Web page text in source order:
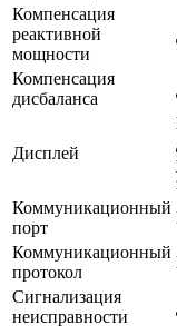
Компенсация
реактивной
мощности
Компенсация
дисбаланса
Дисплей
Коммуникационный
порт
Коммуникационный
протокол
Сигнализация
неисправности